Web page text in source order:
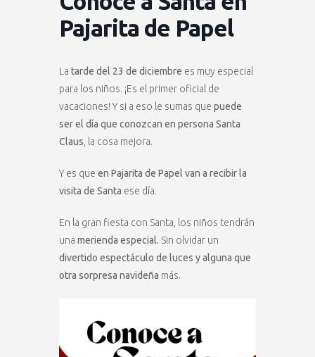
Pajarita de Papel
La tarde del 23 de diciembre es muy especial
para los niños. ¡Es el primer oficial de
vacaciones! Y si a eso le sumas que puede
ser el día que conozcan en persona Santa
Claus , la cosa mejora.
Y es que en Pajarita de Papel van a recibir la
visita de Santa ese día.
En la gran fiesta con Santa, los niños tendrán
una merienda especial. Sin olvidar un
divertido espectáculo de luces y alguna que
otra sorpresa navideña más.